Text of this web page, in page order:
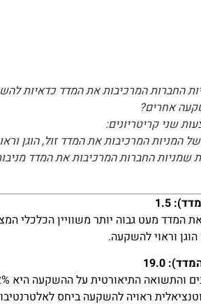
החברות המרכיבות את המדד כדאיות
אחרים?
שני קריטריונים:
המרכיבות את המדד זול, הוגן
החברות המרכיבות את המדד
מעט גבוה יותר משוויין הכלכלי
וראוי להשקעה.
ראויה להשקעה ביחס